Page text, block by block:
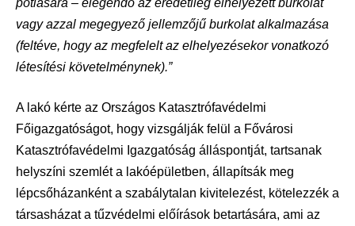
vagy azzal megegyező jellemzőjű burkolat alkalmazása
(feltéve, hogy az megfelelt az elhelyezésekor vonatkozó
létesítési követelménynek).”
A lakó kérte az Országos Katasztrófavédelmi
Főigazgatóságot, hogy vizsgálják felül a Fővárosi
Katasztrófavédelmi Igazgatóság álláspontját, tartsanak
helyszíni szemlét a lakóépületben, állapítsák meg
lépcsőházanként a szabálytalan kivitelezést, kötelezzék a
társasházat a tűzvédelmi előírások betartására, ami az